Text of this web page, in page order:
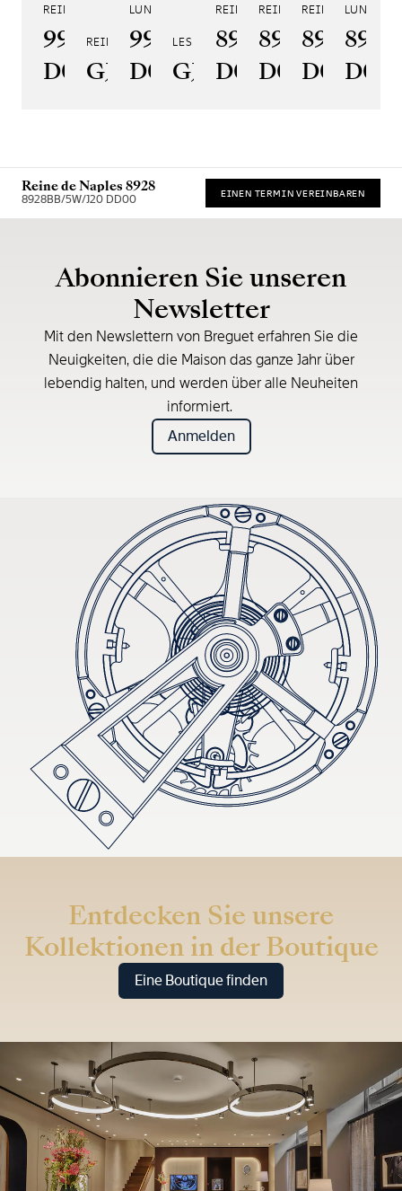
REINE DE NAPLES 9915
9915BB/58/964
D0
REINE DE NAPLES PERLES IMPÉRIALES
GJ29BH89254DD5J4
LUNE 9935
9935BH/4Y/J40
D0
LES JARDINS DU PETIT TRIANON
GJE25BH20.8985DB
REINE DE NAPLES 8925
8925BH/5W/J40
D0
REINE DE NAPLES 8918
8918BB/5D/
D0
REINE DE
D0
LUNE
Reine de Naples 8928
8928BB/5W/J20 DD00 EINEN TERMIN VEREINBAREN
Abonnieren Sie unseren
Newsletter
Mit den Newslettern von Breguet erfahren Sie die
Neuigkeiten, die die Maison das ganze Jahr über
lebendig halten, und werden über alle Neuheiten
informiert.
Anmelden
Entdecken Sie unsere
Kollektionen in der Boutique
Eine Boutique finden